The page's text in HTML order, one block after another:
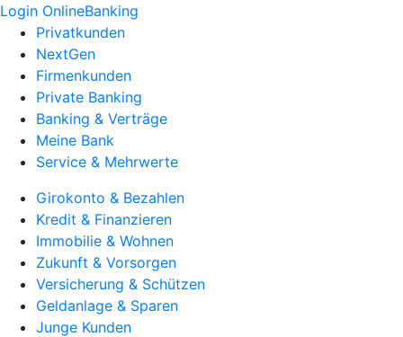
Login OnlineBanking
Privatkunden
NextGen
Firmenkunden
Private Banking
Banking & Verträge
Meine Bank
Service & Mehrwerte
Girokonto & Bezahlen
Kredit & Finanzieren
Immobilie & Wohnen
Zukunft & Vorsorgen
Versicherung & Schützen
Geldanlage & Sparen
Junge Kunden